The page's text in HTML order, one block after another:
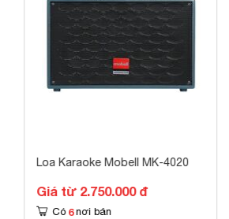
Loa Karaoke Mobell MK-4020
Giá từ 2.750.000 đ
Có 6 nơi bán